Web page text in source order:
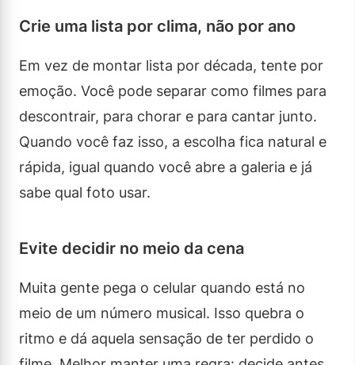
Crie uma lista por clima, não por ano
Em vez de montar lista por década, tente por
emoção. Você pode separar como filmes para
descontrair, para chorar e para cantar junto.
Quando você faz isso, a escolha fica natural e
rápida, igual quando você abre a galeria e já
sabe qual foto usar.
Evite decidir no meio da cena
Muita gente pega o celular quando está no
meio de um número musical. Isso quebra o
ritmo e dá aquela sensação de ter perdido o